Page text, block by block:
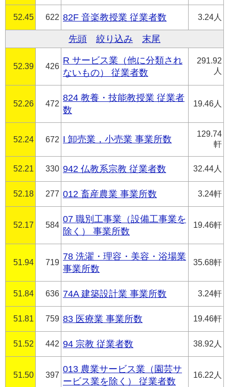
52.45 622 82F 音楽教授業 従業者数 3.24人
先頭 絞り込み 末尾
52.39 426
R サービス業（他に分類され
ないもの） 従業者数
291.92
人
52.26 472
824 教養・技能教授業 従業者
数
19.46人
52.24 672 I 卸売業，小売業 事業所数
129.74
軒
52.21 330 942 仏教系宗教 従業者数 32.44人
52.18 277 012 畜産農業 事業所数 3.24軒
52.17 584
07 職別工事業（設備工事業を
除く） 事業所数
19.46軒
51.94 719
78 洗濯・理容・美容・浴場業
事業所数
35.68軒
51.84 636 74A 建築設計業 事業所数 3.24軒
51.81 759 83 医療業 事業所数 19.46軒
51.52 442 94 宗教 従業者数 38.92人
51.50 397
013 農業サービス業（園芸サ
ービス業を除く） 従業者数
16.22人